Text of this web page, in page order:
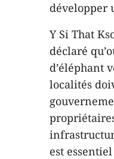
développer
Y Si That
déclaré
d’éléphant
localités
est